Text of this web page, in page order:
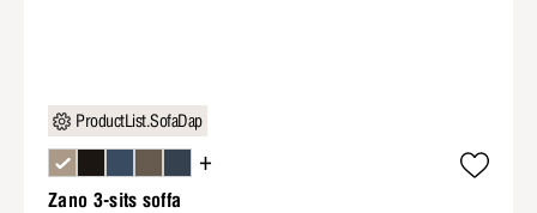
ProductList.SofaDap
+
Zano 3-sits soffa